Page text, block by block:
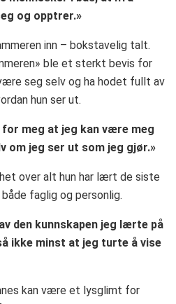
og opptrer.»
inn – bokstavelig talt.
ble et sterkt bevis for
seg selv og ha hodet fullt av
hun ser ut.
for meg at jeg kan være meg
om jeg ser ut som jeg gjør.»
over alt hun har lært de siste
faglig og personlig.
den kunnskapen jeg lærte på
ikke minst at jeg turte å vise
kan være et lysglimt for